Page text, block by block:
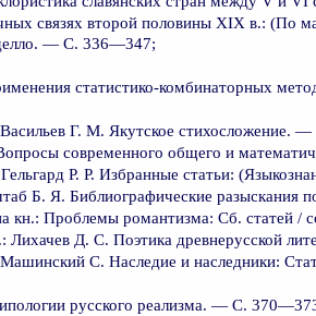
связях второй половины XIX в.:
— С. 336—347;
статистико-комбинаторных
Г. М. Якутское стихосложение. —
современного общего и
P. P. Избранные статьи:
Б. Я. Библиографические разыскания
Проблемы романтизма: Сб. статей /
Д. С. Поэтика древнерусской
С. Наследие и наследники:
русского реализма. — С.